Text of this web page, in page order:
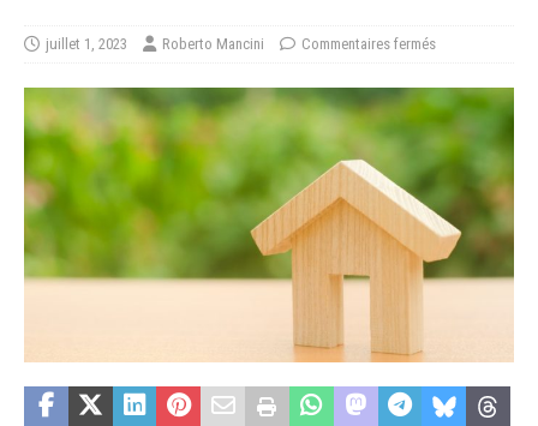
juillet 1, 2023 Roberto Mancini Commentaires fermés